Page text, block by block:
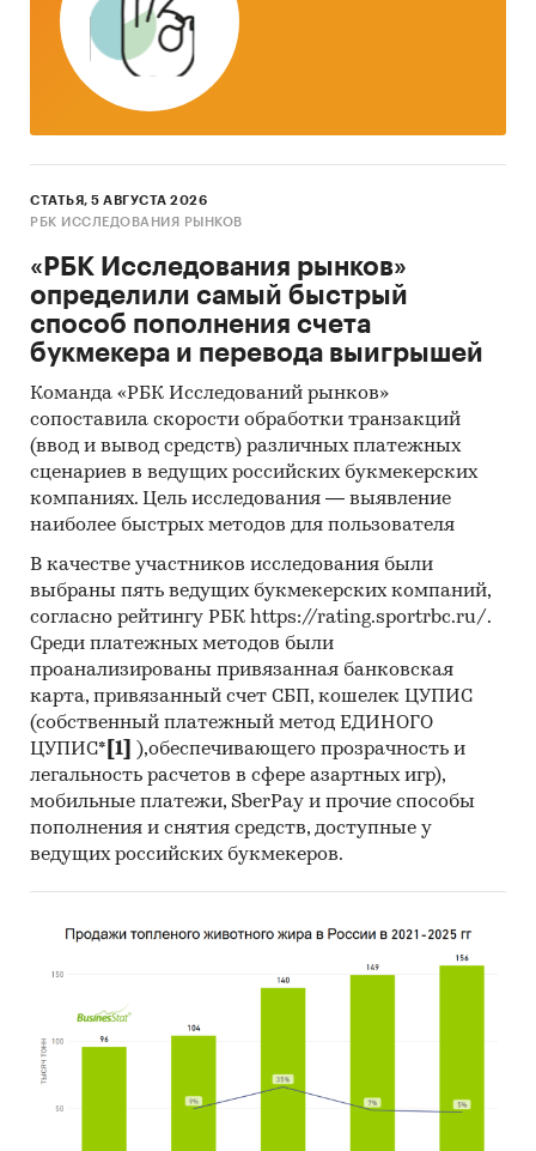
СТАТЬЯ, 5 АВГУСТА 2026
РБК ИССЛЕДОВАНИЯ РЫНКОВ
«РБК Исследования рынков»
определили самый быстрый
способ пополнения счета
букмекера и перевода выигрышей
Команда «РБК Исследований рынков»
сопоставила скорости обработки транзакций
(ввод и вывод средств) различных платежных
сценариев в ведущих российских букмекерских
компаниях. Цель исследования — выявление
наиболее быстрых методов для пользователя
В качестве участников исследования были
выбраны пять ведущих букмекерских компаний,
согласно рейтингу РБК https://rating.sportrbc.ru/.
Среди платежных методов были
проанализированы привязанная банковская
карта, привязанный счет СБП, кошелек ЦУПИС
(собственный платежный метод ЕДИНОГО
ЦУПИС* [1]
),обеспечивающего прозрачность и
легальность расчетов в сфере азартных игр),
мобильные платежи, SberPay и прочие способы
пополнения и снятия средств, доступные у
ведущих российских букмекеров.